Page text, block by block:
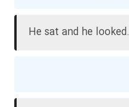
He sat and he looked.